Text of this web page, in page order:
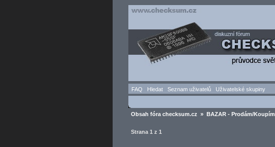
FAQ Hledat Seznam uživatelů Uživatelské skupiny
Obsah fóra checksum.cz » BAZAR - Prodám/Koupím
Strana 1 z 1